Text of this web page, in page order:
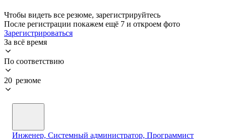
Чтобы видеть все резюме, зарегистрируйтесь
После регистрации покажем ещё 7 и откроем фото
Зарегистрироваться
За всё время
По соответствию
20 резюме
Инженер, Системный администратор, Программист